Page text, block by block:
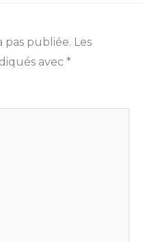
pas publiée. Les
avec *